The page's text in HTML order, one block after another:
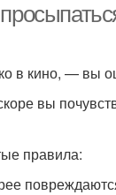
в кино, — вы
вы
правила: